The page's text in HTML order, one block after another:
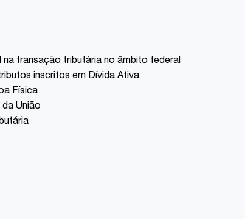
transação tributária no âmbito federal
inscritos em Dívida Ativa
Física
União